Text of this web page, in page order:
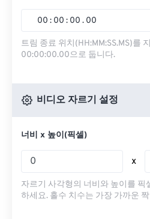
00 : 00 : 00 . 00
트림 종료 위치(HH:MM:SS.MS)를
00:00:00.00으로 둡니다.
비디오 자르기 설정
너비 x 높이(픽셀)
x
자르기 사각형의 너비와 높이를
하세요. 홀수 치수는 가장 가까운